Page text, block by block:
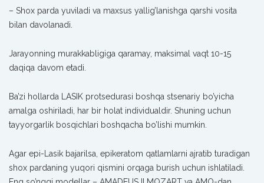
– Shox parda yuviladi va maxsus yallig’lanishga qarshi vosita
bilan davolanadi.
Jarayonning murakkabligiga qaramay, maksimal vaqt 10-15
daqiqa davom etadi.
Ba’zi hollarda LASIK protsedurasi boshqa stsenariy bo’yicha
amalga oshiriladi, har bir holat individualdir. Shuning uchun
tayyorgarlik bosqichlari boshqacha bo’lishi mumkin.
Agar epi-Lasik bajarilsa, epikeratom qatlamlarni ajratib turadigan
shox pardaning yuqori qismini orqaga burish uchun ishlatiladi.